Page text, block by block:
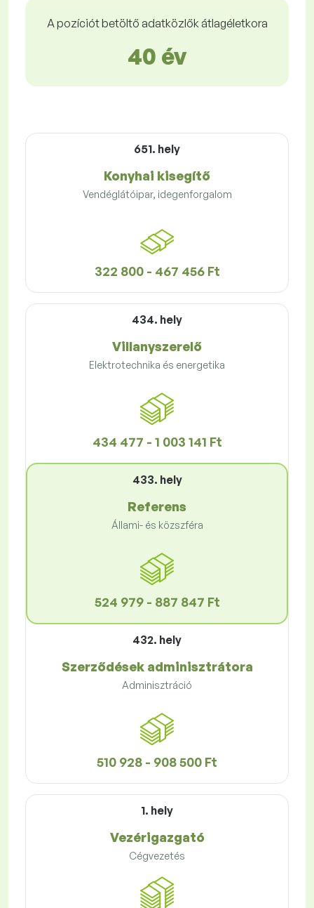
A pozíciót betöltő adatközlők átlagéletkora
40 év
651. hely
Konyhai kisegítő
Vendéglátóipar, idegenforgalom
322 800 - 467 456 Ft
434. hely
Villanyszerelő
Elektrotechnika és energetika
434 477 - 1 003 141 Ft
433. hely
Referens
Állami- és közszféra
524 979 - 887 847 Ft
432. hely
Szerződések adminisztrátora
Adminisztráció
510 928 - 908 500 Ft
1. hely
Vezérigazgató
Cégvezetés